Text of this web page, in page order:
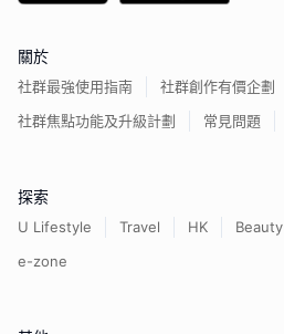
關於
社群最強使用指南
社群創作有價企劃
社群焦點功能及升級計劃
常見問題
探索
U Lifestyle Travel HK Beauty
e-zone